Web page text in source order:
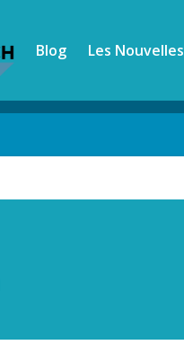
Blog Les Nouvelles